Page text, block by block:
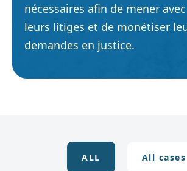
nécessaires afin de mener
leurs litiges et de monétiser
demandes en justice.
ALL